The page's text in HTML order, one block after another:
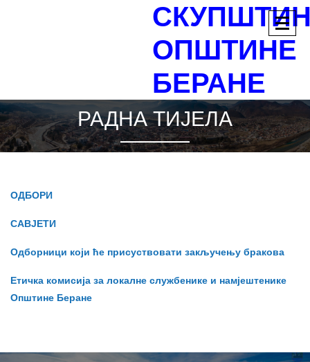
ОПШТИНЕ
БЕРАНЕ
РАДНА ТИЈЕЛА
ОДБОРИ
САВЈЕТИ
Одборници који ће присуствовати закључењу бракова
Етичка комисија за локалне службенике и намјештенике
Општине Беране